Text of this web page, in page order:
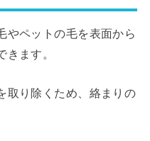
やペットの毛を表面から
きます。
取り除くため、絡まりの